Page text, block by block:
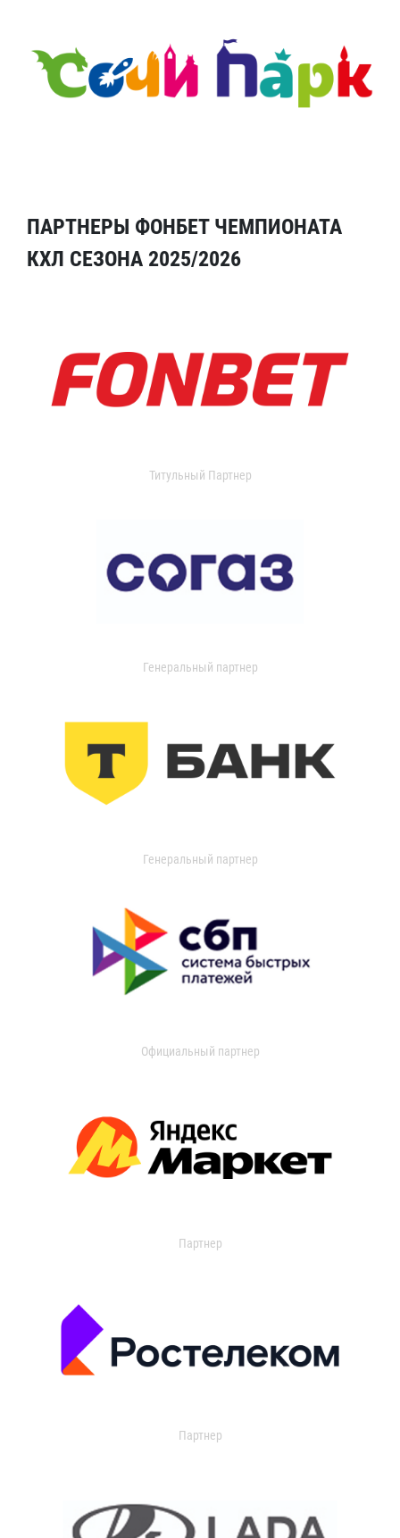
ПАРТНЕРЫ ФОНБЕТ ЧЕМПИОНАТА
КХЛ СЕЗОНА 2025/2026
Титульный Партнер
Генеральный партнер
Генеральный партнер
Официальный партнер
Партнер
Партнер